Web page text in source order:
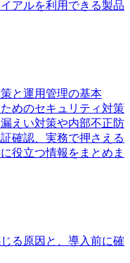
アルを利用できる製品
と運用管理の基本
めのセキュリティ対策
えい対策や内部不正防
確認、実務で押さえる
役立つ情報をまとめま
る原因と、導入前に確